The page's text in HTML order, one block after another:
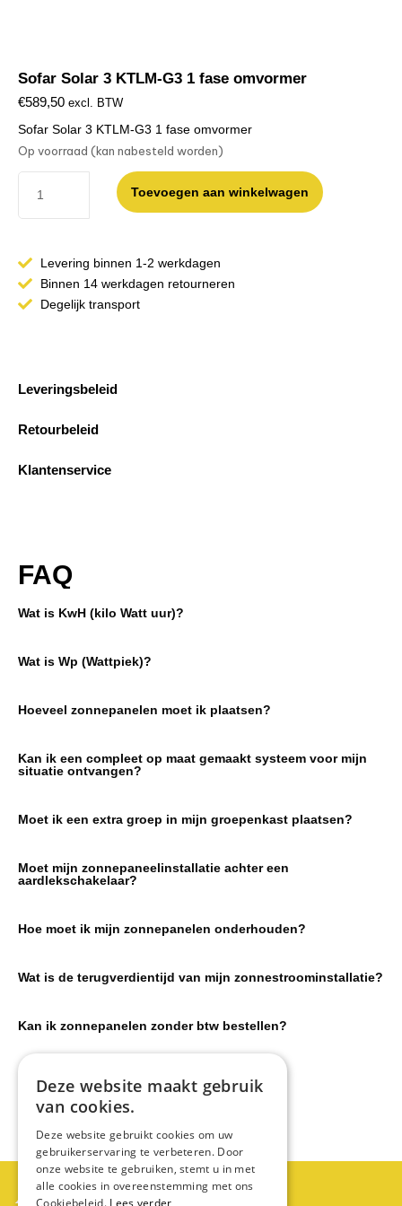
Sofar Solar 3 KTLM-G3 1 fase omvormer
€589,50 excl. BTW
Sofar Solar 3 KTLM-G3 1 fase omvormer
Op voorraad (kan nabesteld worden)
Toevoegen aan winkelwagen
Levering binnen 1-2 werkdagen
Binnen 14 werkdagen retourneren
Degelijk transport
Leveringsbeleid
Retourbeleid
Klantenservice
FAQ
Wat is KwH (kilo Watt uur)?
Wat is Wp (Wattpiek)?
Hoeveel zonnepanelen moet ik plaatsen?
Kan ik een compleet op maat gemaakt systeem voor mijn
situatie ontvangen?
Moet ik een extra groep in mijn groepenkast plaatsen?
Moet mijn zonnepaneelinstallatie achter een
aardlekschakelaar?
Hoe moet ik mijn zonnepanelen onderhouden?
Wat is de terugverdientijd van mijn zonnestroominstallatie?
Kan ik zonnepanelen zonder btw bestellen?
Partner worden?
Neem contact op met Swiss Zontechniek
Deze website maakt gebruik
van cookies.
Deze website gebruikt cookies om uw
gebruikerservaring te verbeteren. Door
onze website te gebruiken, stemt u in met
alle cookies in overeenstemming met ons
Cookiebeleid. Lees verder